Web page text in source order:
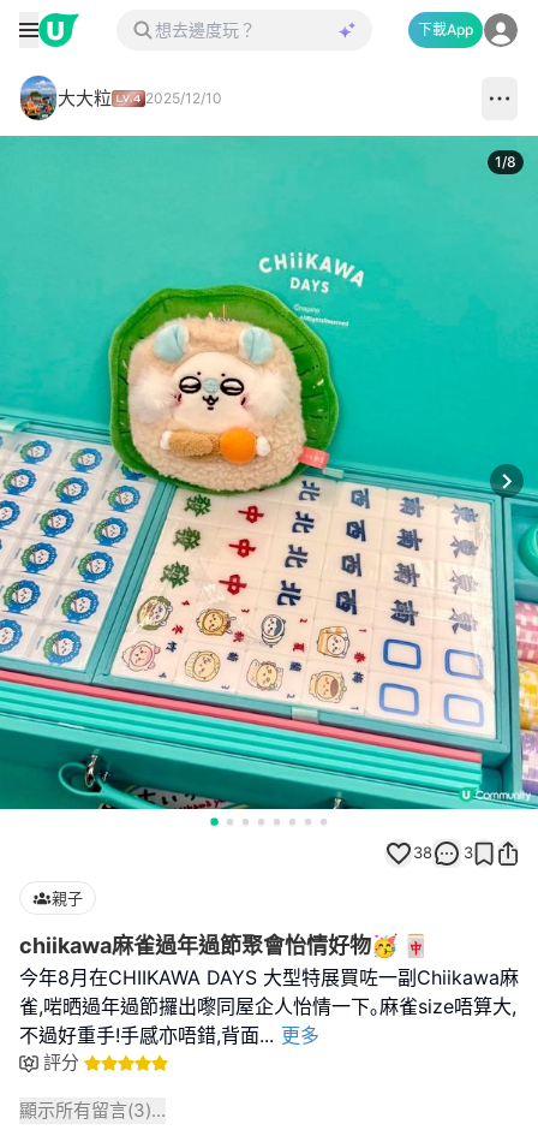
下載App
大大粒 2025/12/10
1/8
38 3
親子
chiikawa麻雀過年過節聚會怡情好物🥳 🀄
今年8月在CHIIKAWA DAYS 大型特展買咗一副Chiikawa麻
雀,啱晒過年過節攞出嚟同屋企人怡情一下｡麻雀size唔算大,
不過好重手!手感亦唔錯,背面... 更多
評分
顯示所有留言(3)...